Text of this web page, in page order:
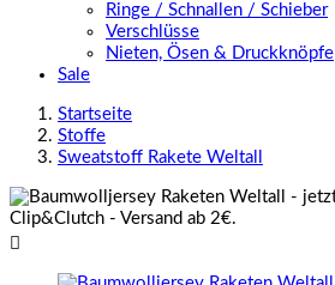
Ringe / Schnallen / Schieber
Verschlüsse
Nieten, Ösen & Druckknöpfe
Sale
Startseite
Stoffe
Sweatstoff Rakete Weltall
